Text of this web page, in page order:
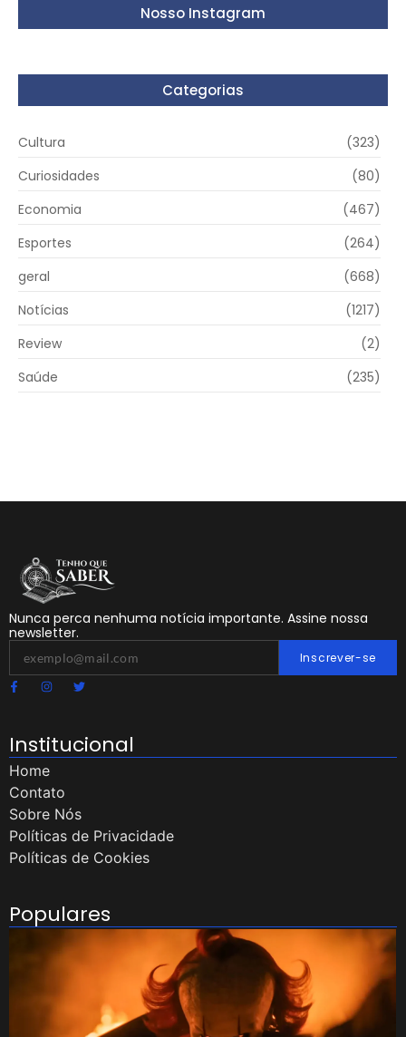
Nosso Instagram
Categorias
Cultura
(323)
Curiosidades
(80)
Economia
(467)
Esportes
(264)
geral
(668)
Notícias
(1217)
Review
(2)
Saúde
(235)
Nunca perca nenhuma notícia importante. Assine nossa
newsletter.
Inscrever-se
Institucional
Home
Contato
Sobre Nós
Políticas de Privacidade
Políticas de Cookies
Populares